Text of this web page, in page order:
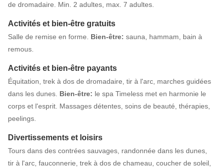
de dromadaire. Min. 2 adultes, max. 7 adultes.
Activités et bien-être gratuits
Salle de remise en forme. Bien-être: sauna, hammam, bain à
remous.
Activités et bien-être payants
Équitation, trek à dos de dromadaire, tir à l'arc, marches guidées
dans les dunes. Bien-être: le spa Timeless met en harmonie le
corps et l'esprit. Massages détentes, soins de beauté, thérapies,
peelings.
Divertissements et loisirs
Tours dans des contrées sauvages, randonnée dans les dunes,
tir à l'arc, fauconnerie, trek à dos de chameau, coucher de soleil,